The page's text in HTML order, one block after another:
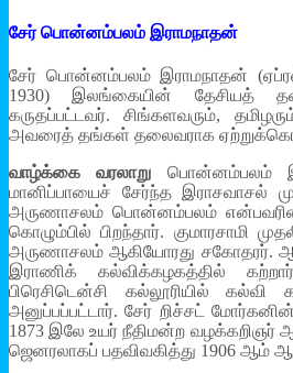
சேர் பொன்னம்பலம் இராமநாதன்
சேர் பொன்னம்பலம் இராமநாதன்
1930) இலங்கையின் தேசியத்
கருதப்பட்டவர். சிங்களவரும்,
அவரைத் தங்கள் தலைவராக
வாழ்க்கை வரலாறு பொன்னம்பலம்
மானிப்பாயைச் சேர்ந்த இராசவாசல்
அருணாசலம் பொன்னம்பலம்
கொழும்பில் பிறந்தார். குமாரசாமி
அருணாசலம் ஆகியோரது சகோதரர்.
இராணிக் கல்விக்கழகத்தில்
பிரெசிடென்சி கல்லூரியில்
அனுப்பப்பட்டார். சேர் றிச்சட்
1873 இலே உயர் நீதிமன்ற வழக்கறிஞர்
ஜெனரலாகப் பதவிவகித்து 1906 ஆம்